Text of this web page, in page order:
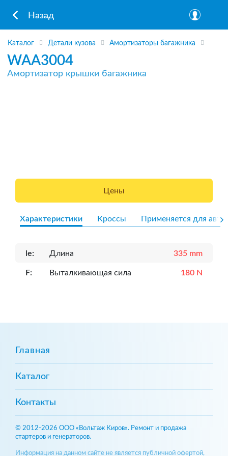
Назад
Каталог Детали кузова Амортизаторы багажника
WAA3004
Амортизатор крышки багажника
Цены
Характеристики Кроссы Применяется для авто
le: Длина 335 mm
F: Выталкивающая сила 180 N
Главная
Каталог
Контакты
© 2012-2026 ООО «Вольтаж Киров». Ремонт и продажа
стартеров и генераторов.
Информация на данном сайте не является публичной офертой,